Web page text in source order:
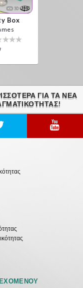
Box
ΓΙΑ ΤΑ ΝΈΑ